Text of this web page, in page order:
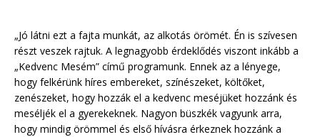
„Jó látni ezt a fajta munkát, az alkotás örömét. Én is szívesen
részt veszek rajtuk. A legnagyobb érdeklődés viszont inkább a
„Kedvenc Mesém” című programunk. Ennek az a lényege,
hogy felkérünk híres embereket, színészeket, költőket,
zenészeket, hogy hozzák el a kedvenc meséjüket hozzánk és
meséljék el a gyerekeknek. Nagyon büszkék vagyunk arra,
hogy mindig örömmel és első hívásra érkeznek hozzánk a